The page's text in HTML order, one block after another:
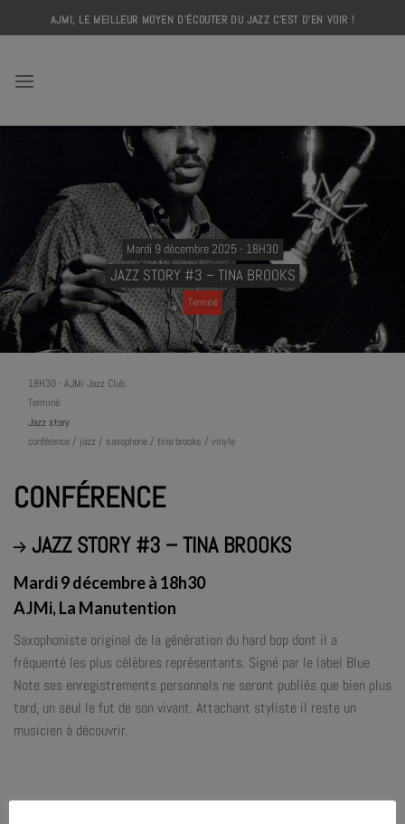
to
AJMI, LE MEILLEUR MOYEN D'ÉCOUTER DU JAZZ C'EST D'EN VOIR !
Mardi 9 décembre 2025 - 18H30
JAZZ STORY #3 – TINA BROOKS
Terminé
18H30 - AJMi Jazz Club
Terminé
Jazz story
conférence / jazz / saxophone / tina brooks / vinyle
CONFÉRENCE
JAZZ STORY #3 – TINA BROOKS
Mardi 9 décembre à 18h30
AJMi, La Manutention
Saxophoniste original de la génération du hard bop dont il a
fréquenté les plus célèbres représentants. Signé par le label Blue
Note ses enregistrements personnels ne seront publiés que bien plus
tard, un seul le fut de son vivant. Attachant styliste il reste un
musicien à découvrir.